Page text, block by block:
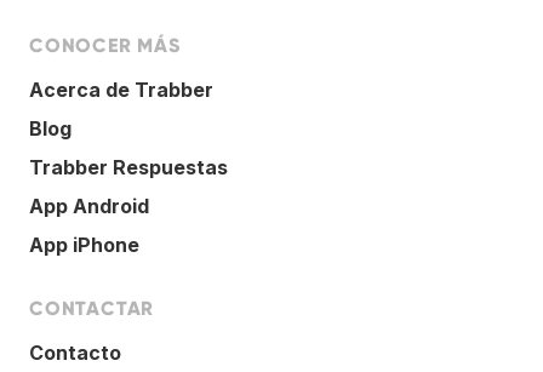
CONOCER MÁS
Acerca de Trabber
Blog
Trabber Respuestas
App Android
App iPhone
CONTACTAR
Contacto